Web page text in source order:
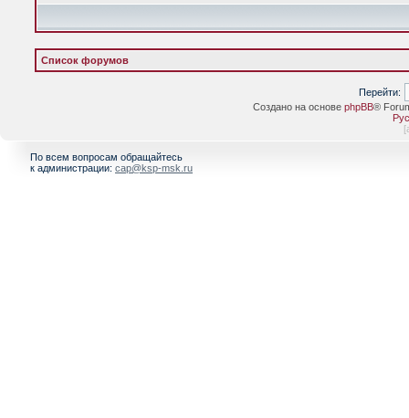
Список форумов
Перейти:
Создано на основе phpBB®
[
По всем вопросам обращайтесь
к администрации: cap@ksp-msk.ru